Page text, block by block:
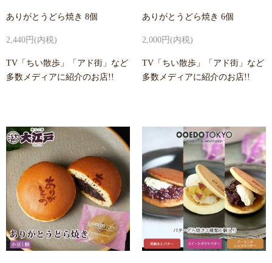
ありがとうどら焼き 8個
2,440円(内税)
TV「ちい散歩」「アド街」など
多数メディアに紹介のお店!!
ありがとうどら焼き 6個
2,000円(内税)
TV「ちい散歩」「アド街」など
多数メディアに紹介のお店!!